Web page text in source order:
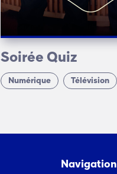
Soirée Quiz
Numérique Télévision
Navigation